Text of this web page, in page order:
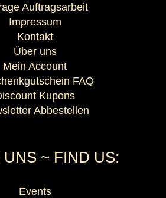
Auftragsarbeit
Impressum
Kontakt
Über uns
Mein Account
FAQ
Kupons
Abbestellen
UNS ~ FIND US:
Events